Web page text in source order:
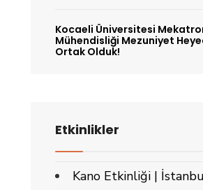
Kocaeli Üniversitesi
Mühendisliği Mezuniyet
Ortak Olduk!
Etkinlikler
Kano Etkinliği |